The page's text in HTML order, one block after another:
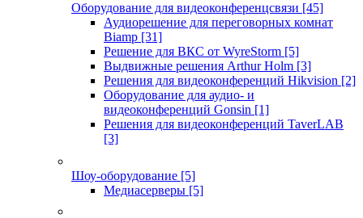
Оборудование для видеоконференцсвязи [45]
Аудиорешение для переговорных комнат
Biamp [31]
Решение для ВКС от WyreStorm [5]
Выдвижные решения Arthur Holm [3]
Решения для видеоконференций Hikvision [2]
Оборудование для аудио- и
видеоконференций Gonsin [1]
Решения для видеоконференций TaverLAB
[3]
Шоу-оборудование [5]
Медиасерверы [5]